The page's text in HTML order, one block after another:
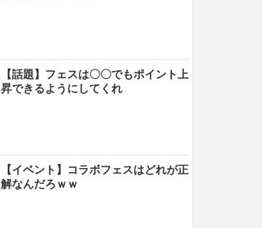
【話題】フェスは〇〇でもポイント上
昇できるようにしてくれ
【イベント】コラボフェスはどれが正
解なんだろｗｗ